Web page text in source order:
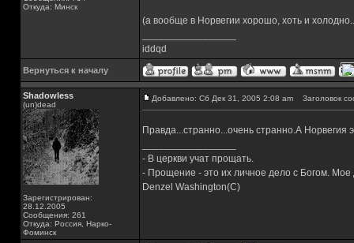
Откуда: Минск
(а вообще в Норвегии хорошо, хоть и
iddqd
Вернуться к началу
Shadowless
(un)dead
Зарегистрирован:
28.12.2005
Сообщения: 261
Откуда: Россия, Нарко-
Фоминск
Добавлено: Сб Дек 31, 2005 2:08 am Заголовок
Правда...странно...очень странно.А Норвегия
- В церкви учат прощать.
- Прощение - это их личное дело с Богом. Мое
Denzel Washington(C)